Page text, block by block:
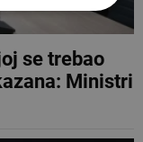
se trebao
Ministri